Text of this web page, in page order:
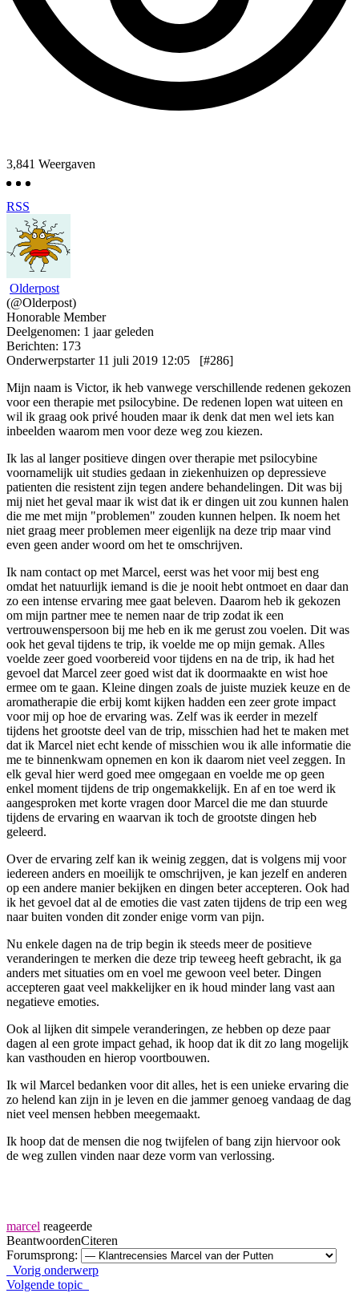
3,841 Weergaven
RSS
Olderpost
(@Olderpost)
Honorable Member
Deelgenomen: 1 jaar geleden
Berichten: 173
Onderwerpstarter 11 juli 2019 12:05
[#286]
Mijn naam is Victor, ik heb vanwege verschillende redenen gekozen
voor een therapie met psilocybine. De redenen lopen wat uiteen en
wil ik graag ook privé houden maar ik denk dat men wel iets kan
inbeelden waarom men voor deze weg zou kiezen.
Ik las al langer positieve dingen over therapie met psilocybine
voornamelijk uit studies gedaan in ziekenhuizen op depressieve
patienten die resistent zijn tegen andere behandelingen. Dit was bij
mij niet het geval maar ik wist dat ik er dingen uit zou kunnen halen
die me met mijn "problemen" zouden kunnen helpen. Ik noem het
niet graag meer problemen meer eigenlijk na deze trip maar vind
even geen ander woord om het te omschrijven.
Ik nam contact op met Marcel, eerst was het voor mij best eng
omdat het natuurlijk iemand is die je nooit hebt ontmoet en daar dan
zo een intense ervaring mee gaat beleven. Daarom heb ik gekozen
om mijn partner mee te nemen naar de trip zodat ik een
vertrouwenspersoon bij me heb en ik me gerust zou voelen. Dit was
ook het geval tijdens te trip, ik voelde me op mijn gemak. Alles
voelde zeer goed voorbereid voor tijdens en na de trip, ik had het
gevoel dat Marcel zeer goed wist dat ik doormaakte en wist hoe
ermee om te gaan. Kleine dingen zoals de juiste muziek keuze en de
aromatherapie die erbij komt kijken hadden een zeer grote impact
voor mij op hoe de ervaring was. Zelf was ik eerder in mezelf
tijdens het grootste deel van de trip, misschien had het te maken met
dat ik Marcel niet echt kende of misschien wou ik alle informatie die
me te binnenkwam opnemen en kon ik daarom niet veel zeggen. In
elk geval hier werd goed mee omgegaan en voelde me op geen
enkel moment tijdens de trip ongemakkelijk. En af en toe werd ik
aangesproken met korte vragen door Marcel die me dan stuurde
tijdens de ervaring en waarvan ik toch de grootste dingen heb
geleerd.
Over de ervaring zelf kan ik weinig zeggen, dat is volgens mij voor
iedereen anders en moeilijk te omschrijven, je kan jezelf en anderen
op een andere manier bekijken en dingen beter accepteren. Ook had
ik het gevoel dat al de emoties die vast zaten tijdens de trip een weg
naar buiten vonden dit zonder enige vorm van pijn.
Nu enkele dagen na de trip begin ik steeds meer de positieve
veranderingen te merken die deze trip teweeg heeft gebracht, ik ga
anders met situaties om en voel me gewoon veel beter. Dingen
accepteren gaat veel makkelijker en ik houd minder lang vast aan
negatieve emoties.
Ook al lijken dit simpele veranderingen, ze hebben op deze paar
dagen al een grote impact gehad, ik hoop dat ik dit zo lang mogelijk
kan vasthouden en hierop voortbouwen.
Ik wil Marcel bedanken voor dit alles, het is een unieke ervaring die
zo helend kan zijn in je leven en die jammer genoeg vandaag de dag
niet veel mensen hebben meegemaakt.
Ik hoop dat de mensen die nog twijfelen of bang zijn hiervoor ook
de weg zullen vinden naar deze vorm van verlossing.
marcel reageerde
BeantwoordenCiteren
Forumsprong:
Vorig onderwerp
Volgende topic